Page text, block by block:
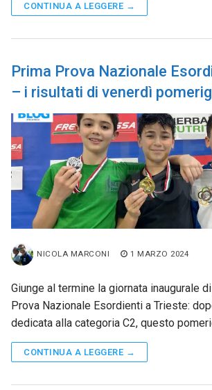
CONTINUA A LEGGERE →
Prima Prova Nazionale
– i risultati di venerdì
NICOLA MARCONI 1 MARZO 2024
Giunge al termine la giornata inaugurale
Prova Nazionale Esordienti a Trieste:
dedicata alla categoria C2, questo
CONTINUA A LEGGERE →